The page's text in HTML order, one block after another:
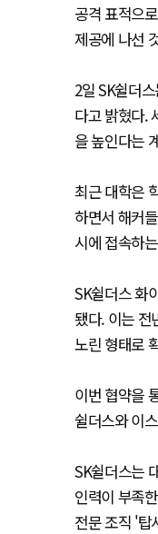
공격 표적으
제공에 나선
2일 SK쉴더
다고 밝혔다.
을 높인다는
최근 대학은
하면서 해커
시에 접속하
SK쉴더스 화
됐다. 이는 전
노린 형태로
이번 협약을
쉴더스와 이
SK쉴더스는
인력이 부족
전문 조직 '탑